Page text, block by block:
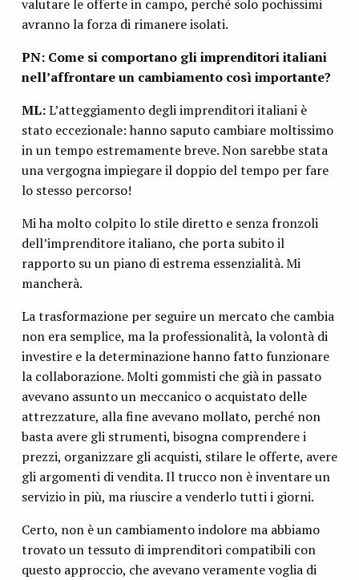
valutare le offerte in campo, perché solo pochissimi
avranno la forza di rimanere isolati.
PN: Come si comportano gli imprenditori italiani
nell’affrontare un cambiamento così importante?
ML:L’atteggiamento degli imprenditori italiani è
stato eccezionale: hanno saputo cambiare moltissimo
in un tempo estremamente breve. Non sarebbe stata
una vergogna impiegare il doppio del tempo per fare
lo stesso percorso!
Mi ha molto colpito lo stile diretto e senza fronzoli
dell’imprenditore italiano, che porta subito il
rapporto su un piano di estrema essenzialità. Mi
mancherà.
La trasformazione per seguire un mercato che cambia
non era semplice, ma la professionalità, la volontà di
investire e la determinazione hanno fatto funzionare
la collaborazione. Molti gommisti che già in passato
avevano assunto un meccanico o acquistato delle
attrezzature, alla fine avevano mollato, perché non
basta avere gli strumenti, bisogna comprendere i
prezzi, organizzare gli acquisti, stilare le offerte, avere
gli argomenti di vendita. Il trucco non è inventare un
servizio in più, ma riuscire a venderlo tutti i giorni.
Certo, non è un cambiamento indolore ma abbiamo
trovato un tessuto di imprenditori compatibili con
questo approccio, che avevano veramente voglia di